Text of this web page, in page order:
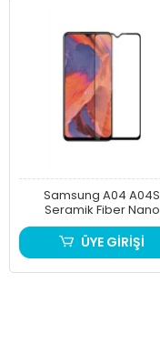
Samsung A04 A04S
Seramik Fiber Nano
ÜYE GİRİŞİ